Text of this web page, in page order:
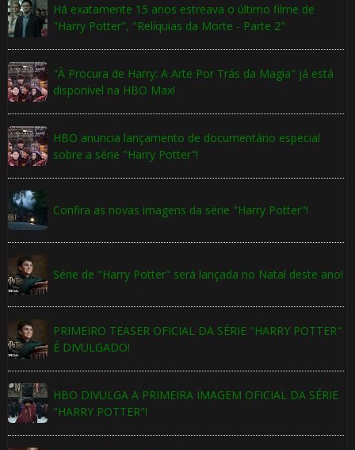
Há exatamente 15 anos estreava o último filme de
"Harry Potter", "Relíquias da Morte - Parte 2"
"À Procura de Harry: A Arte Por Trás da Magia" já está
disponível na HBO Max!
HBO anuncia lançamento de documentário especial
sobre a série "Harry Potter"!
Confira as novas imagens da série "Harry Potter"!
Série de "Harry Potter" será lançada no Natal deste ano!
PRIMEIRO TEASER OFICIAL DA SÉRIE "HARRY POTTER"
É DIVULGADO!
HBO DIVULGA A PRIMEIRA IMAGEM OFICIAL DA SÉRIE
"HARRY POTTER"!